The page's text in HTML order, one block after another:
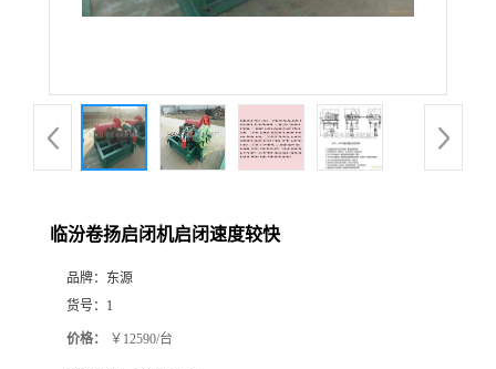
临汾卷扬启闭机启闭速度较快
品牌： 东源
货号： 1
价格： ￥12590/台